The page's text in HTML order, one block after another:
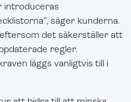
introduceras
säger kunderna.
det säkerställer att
regler.
läggs vanligtvis till i